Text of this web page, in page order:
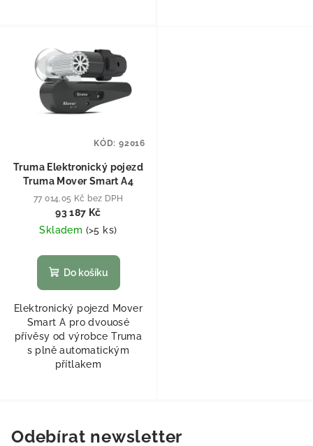
Truma Elektronický pojezd
Truma Mover Smart A4
77 014,05 Kč bez DPH
93 187 Kč
Skladem (>5 ks)
Do košíku
Elektronický pojezd Mover
Smart A pro dvouosé
přívěsy od výrobce Truma
s plně automatickým
přítlakem
KÓD: 92016
Odebírat newsletter